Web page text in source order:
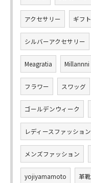
アクセサリー ギフト
シルバーアクセサリー
Meagratia Millannni
フラワー スワッグ
ゴールデンウィーク
レディースファッション
メンズファッション
yojiyamamoto 革靴